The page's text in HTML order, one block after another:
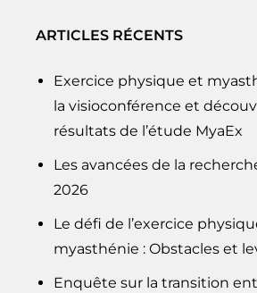
ARTICLES RÉCENTS
Exercice physique et
la visioconférence et
résultats de l’étude MyaEx
Les avancées de la
2026
Le défi de l’exercice
myasthénie : Obstacles et
Enquête sur la transition